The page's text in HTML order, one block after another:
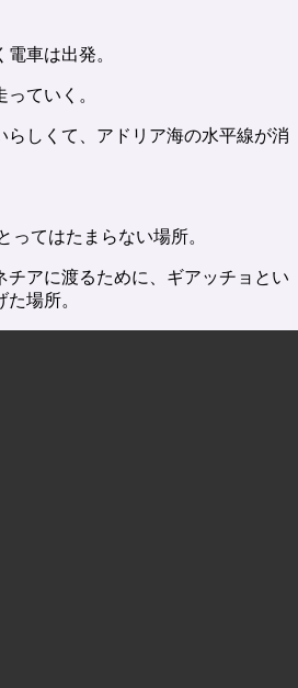
車は出発。
ていく。
らしくて、アドリア海の水平線が消
ってはたまらない場所。
チアに渡るために、ギアッチョとい
場所。